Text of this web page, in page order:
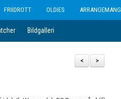
FRIIDROTT OLDIES ARRANGEMANG
Bildgalleri
>
<